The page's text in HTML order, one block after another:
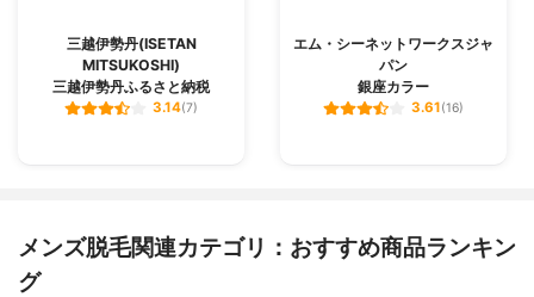
三越伊勢丹(ISETAN
MITSUKOSHI)
三越伊勢丹ふるさと納税
3.14(7)
エム・シーネットワークスジャ
パン
銀座カラー
3.61(16)
メンズ脱毛関連カテゴリ：おすすめ商品ランキン
グ